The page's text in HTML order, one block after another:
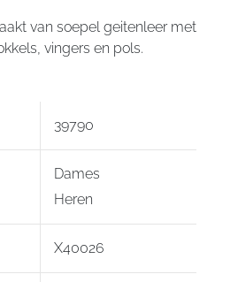
van soepel geitenleer met
vingers en pols.
39790
Dames
Heren
X40026